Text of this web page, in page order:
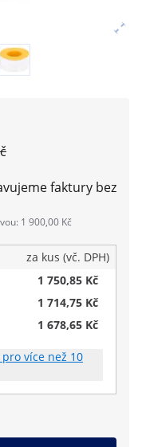
faktury bez
1 900,00 Kč
za kus (vč. DPH)
1 750,85 Kč
1 714,75 Kč
1 678,65 Kč
více než 10